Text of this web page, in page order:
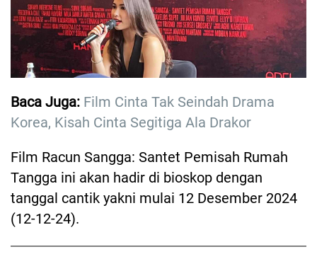
Baca Juga: Film Cinta Tak Seindah Drama
Korea, Kisah Cinta Segitiga Ala Drakor
Film Racun Sangga: Santet Pemisah Rumah
Tangga ini akan hadir di bioskop dengan
tanggal cantik yakni mulai 12 Desember 2024
(12-12-24).